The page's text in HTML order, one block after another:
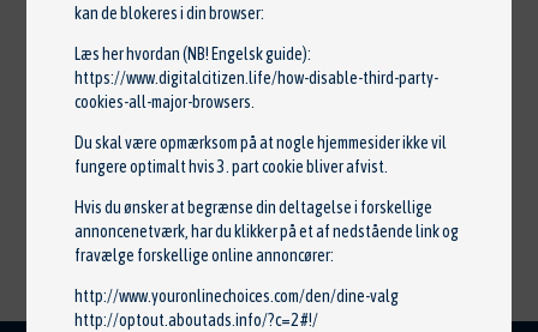
kan de blokeres i din browser:
Læs her hvordan (NB! Engelsk guide):
https://www.digitalcitizen.life/how-disable-third-party-
cookies-all-major-browsers
Du skal være opmærksom på at nogle hjemmesider ikke vil
fungere optimalt hvis 3. part cookie bliver afvist.
Hvis du ønsker at begrænse din deltagelse i forskellige
annoncenetværk, har du klikker på et af nedstående link og
fravælge forskellige online annoncører:
http://www.youronlinechoices.com/den/dine-valg
http://optout.aboutads.info/?c=2#!/